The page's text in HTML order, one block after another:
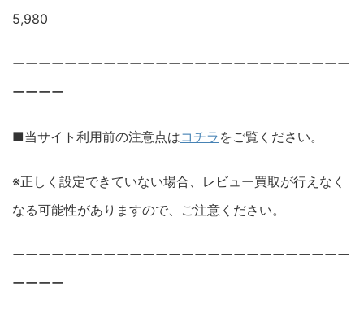
5,980
ーーーーーーーーーーーーーーーーーーーーーーーーーー
ーーーー
■当サイト利用前の注意点はコチラ をご覧ください。
※正しく設定できていない場合、レビュー買取が行えなく
なる可能性がありますので、ご注意ください。
ーーーーーーーーーーーーーーーーーーーーーーーーーー
ーーーー